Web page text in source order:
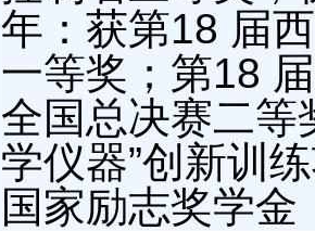
年：获第18 届
一等奖；第18
全国总决赛二等
学仪器”创新训
国家励志奖学